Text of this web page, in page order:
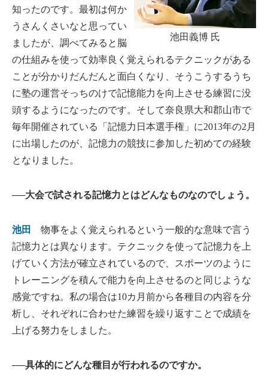
池田義博 氏
知ったのです。最初は何か
うさんくさいなと思ってい
ましたが、調べてみると脳
の仕組みを使って効率良く覚えられるテクニックがある
ことが分かりだんだんと面白くなり、そうこうするうち
に塾の運営そっちのけで記憶能力を向上させる練習に没
頭するようになったのです。そして奈良県大和郡山市で
毎年開催されている「記憶力日本選手権」に2013年の2月
に出場したのが、記憶力の競技に参加した初めての経験
となりました。
──大会で試される記憶力とはどんなものなのでしょう。
池田
物事をよく覚えられるという一般的な意味で言う
記憶力とは異なります。テクニックを使って記憶力を上
げていく方法が確立されているので、スポーツのように
トレーニングを積んで能力を向上させるのと同じような
感覚ですね。私の場合は10カ月前から各種目の内容を分
析し、それぞれに合わせた練習を繰り返すことで成績を
上げる努力をしました。
──具体的にどんな種目が行われるのですか。